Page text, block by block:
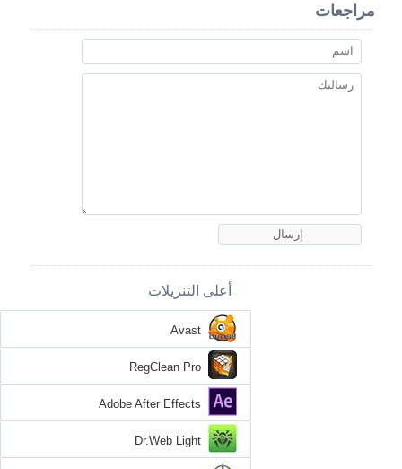
مراجعات
أعلى التنزيلات
Avast
RegClean Pro
Adobe After Effects
Dr.Web Light